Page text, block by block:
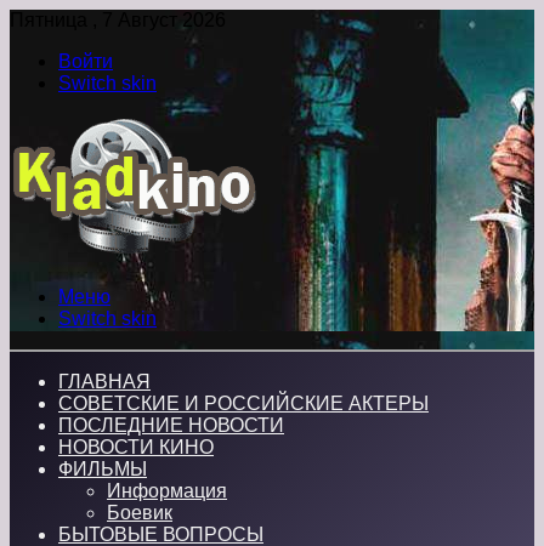
Пятница , 7 Август 2026
Войти
Switch skin
Меню
Switch skin
ГЛАВНАЯ
СОВЕТСКИЕ И РОССИЙСКИЕ АКТЕРЫ
ПОСЛЕДНИЕ НОВОСТИ
НОВОСТИ КИНО
ФИЛЬМЫ
Информация
Боевик
БЫТОВЫЕ ВОПРОСЫ